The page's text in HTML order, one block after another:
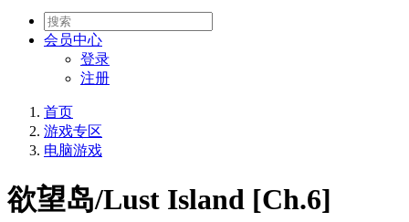
会员中心
登录
注册
首页
游戏专区
电脑游戏
欲望岛/Lust Island [Ch.6]